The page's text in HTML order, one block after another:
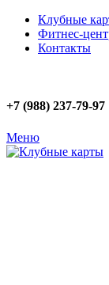
Клубные
Фитнес-
Контакты
+7 (988) 237-79-97
Меню